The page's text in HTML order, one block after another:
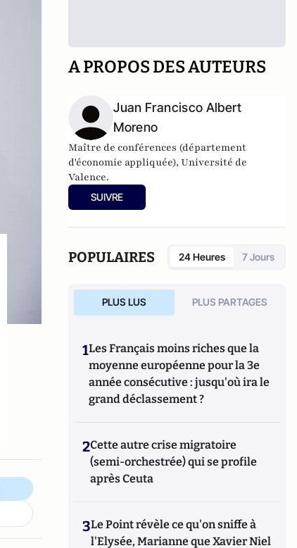
A PROPOS DES AUTEURS
Juan Francisco Albert
Moreno
Maître de conférences (département
d'économie appliquée), Université de
Valence.
SUIVRE
POPULAIRES 24 Heures 7 Jours
PLUS LUS PLUS PARTAGES
1Les Français moins riches que la
moyenne européenne pour la 3e
année consécutive : jusqu'où ira le
grand déclassement ?
2Cette autre crise migratoire
(semi-orchestrée) qui se profile
après Ceuta
3Le Point révèle ce qu'on sniffe à
l'Elysée, Marianne que Xavier Niel